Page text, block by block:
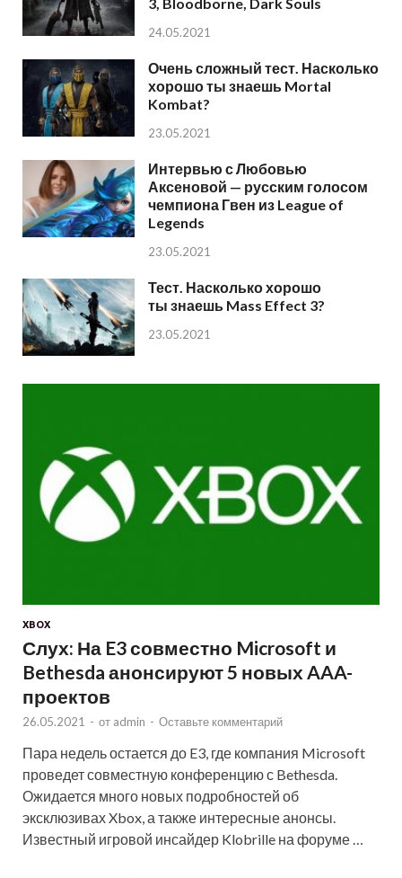
24.05.2021
Очень сложный тест. Насколько
хорошо ты знаешь Mortal
Kombat?
23.05.2021
Интервью с Любовью
Аксеновой — русским голосом
чемпиона Гвен из League of
Legends
23.05.2021
Тест. Насколько хорошо
ты знаешь Mass Effect 3?
23.05.2021
XBOX
Слух: На E3 совместно Microsoft и
Bethesda анонсируют 5 новых AAA-
проектов
26.05.2021 - от admin - Оставьте комментарий
Пара недель остается до E3, где компания Microsoft
проведет совместную конференцию с Bethesda.
Ожидается много новых подробностей об
эксклюзивах Xbox, а также интересные анонсы.
Известный игровой инсайдер Klobrille на форуме …